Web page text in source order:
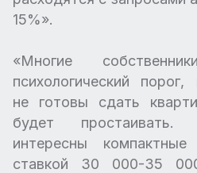
15%».
«Многие
психологический
не готовы сдать
будет
интересны
ставкой 30 000-35